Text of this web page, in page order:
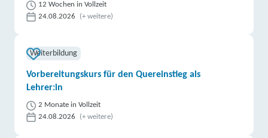
12 Wochen in Vollzeit
24.08.2026
(+ weitere)
Weiterbildung
Vorbereitungskurs für den Quereinstieg als
Lehrer:in
2 Monate in Vollzeit
24.08.2026
(+ weitere)